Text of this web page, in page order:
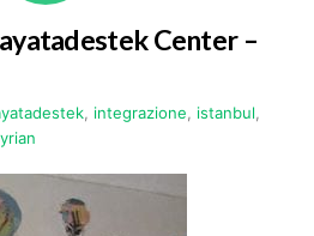
Center –
integrazione istanbul